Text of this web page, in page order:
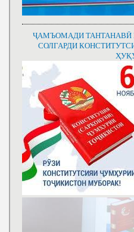
ҶАМЪОМАДИ ТАНТАНАВӢ
СОЛГАРДИ